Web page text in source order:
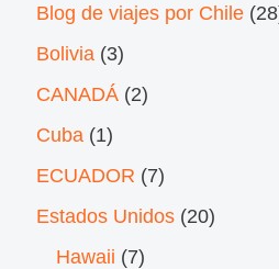
Blog de viajes por Chile
Bolivia (3)
CANADÁ (2)
Cuba (1)
ECUADOR (7)
Estados Unidos (20)
Hawaii (7)